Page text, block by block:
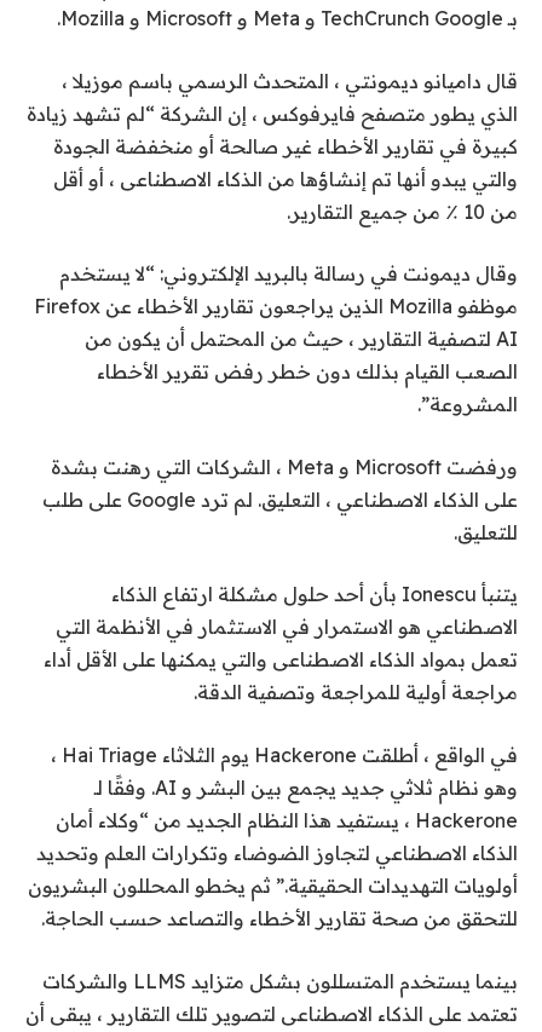
بـ TechCrunch Google و Meta و Microsoft و Mozilla.
قال داميانو ديمونتي ، المتحدث الرسمي باسم موزيلا ،
الذي يطور متصفح فايرفوكس ، إن الشركة “لم تشهد زيادة
كبيرة في تقارير الأخطاء غير صالحة أو منخفضة الجودة
والتي يبدو أنها تم إنشاؤها من الذكاء الاصطناعى ، أو أقل
من 10 ٪ من جميع التقارير.
وقال ديمونت في رسالة بالبريد الإلكتروني: “لا يستخدم
موظفو Mozilla الذين يراجعون تقارير الأخطاء عن Firefox
AI لتصفية التقارير ، حيث من المحتمل أن يكون من
الصعب القيام بذلك دون خطر رفض تقرير الأخطاء
المشروعة”.
ورفضت Microsoft و Meta ، الشركات التي رهنت بشدة
على الذكاء الاصطناعي ، التعليق. لم ترد Google على طلب
للتعليق.
يتنبأ Ionescu بأن أحد حلول مشكلة ارتفاع الذكاء
الاصطناعي هو الاستمرار في الاستثمار في الأنظمة التي
تعمل بمواد الذكاء الاصطناعى والتي يمكنها على الأقل أداء
مراجعة أولية للمراجعة وتصفية الدقة.
في الواقع ، أطلقت Hackerone يوم الثلاثاء Hai Triage ،
وهو نظام ثلاثي جديد يجمع بين البشر و AI. وفقًا لـ
Hackerone ، يستفيد هذا النظام الجديد من “وكلاء أمان
الذكاء الاصطناعي لتجاوز الضوضاء وتكرارات العلم وتحديد
أولويات التهديدات الحقيقية.” ثم يخطو المحللون البشريون
للتحقق من صحة تقارير الأخطاء والتصاعد حسب الحاجة.
بينما يستخدم المتسللون بشكل متزايد LLMS والشركات
تعتمد على الذكاء الاصطناعى لتصوير تلك التقارير ، يبقى أن